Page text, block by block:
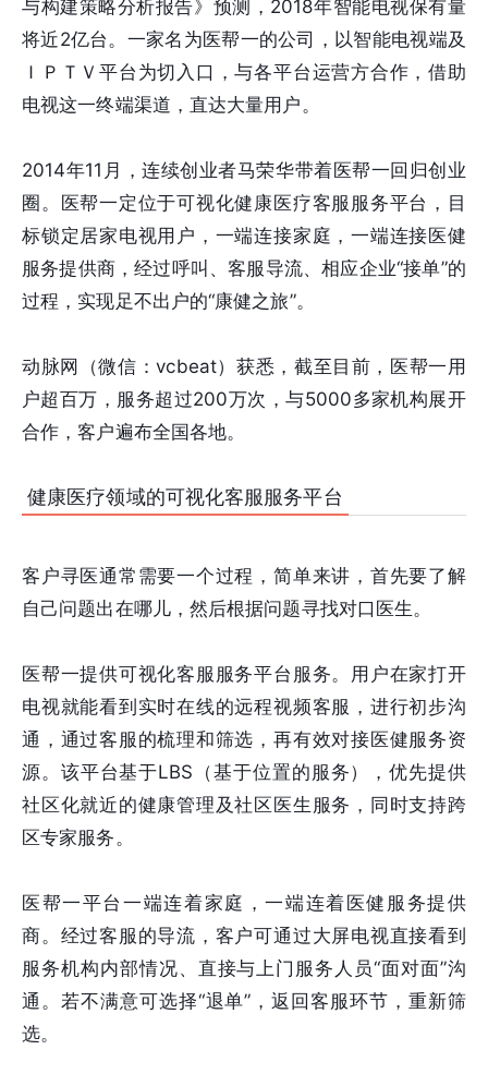
与构建策略分析报告》预测，2018年智能电视保有量
将近2亿台。一家名为医帮一的公司，以智能电视端及
ＩＰＴＶ平台为切入口，与各平台运营方合作，借助
电视这一终端渠道，直达大量用户。
2014年11月，连续创业者马荣华带着医帮一回归创业
圈。医帮一定位于可视化健康医疗客服服务平台，目
标锁定居家电视用户，一端连接家庭，一端连接医健
服务提供商，经过呼叫、客服导流、相应企业“接单”的
过程，实现足不出户的“康健之旅”。
动脉网（微信：vcbeat）获悉，截至目前，医帮一用
户超百万，服务超过200万次，与5000多家机构展开
合作，客户遍布全国各地。
健康医疗领域的可视化客服服务平台
客户寻医通常需要一个过程，简单来讲，首先要了解
自己问题出在哪儿，然后根据问题寻找对口医生。
医帮一提供可视化客服服务平台服务。用户在家打开
电视就能看到实时在线的远程视频客服，进行初步沟
通，通过客服的梳理和筛选，再有效对接医健服务资
源。该平台基于LBS（基于位置的服务），优先提供
社区化就近的健康管理及社区医生服务，同时支持跨
区专家服务。
医帮一平台一端连着家庭，一端连着医健服务提供
商。经过客服的导流，客户可通过大屏电视直接看到
服务机构内部情况、直接与上门服务人员“面对面”沟
通。若不满意可选择“退单”，返回客服环节，重新筛
选。